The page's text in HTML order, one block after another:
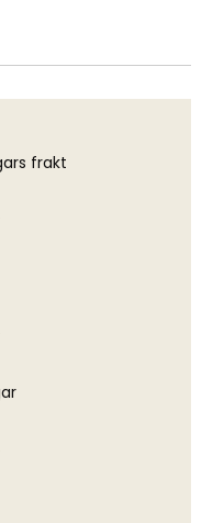
Nozzles (TRU)
frakt